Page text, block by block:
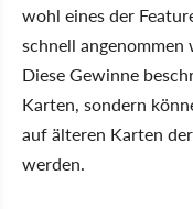
wohl eines der
schnell
Diese Gewinne
Karten, sondern
auf älteren Karten
werden.